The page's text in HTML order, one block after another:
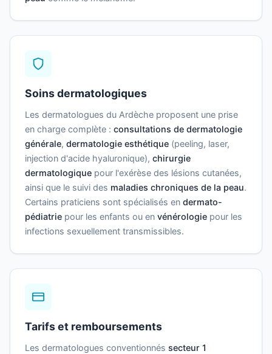
Soins dermatologiques
Les dermatologues du Ardèche proposent une prise
en charge complète : consultations de dermatologie
générale, dermatologie esthétique (peeling, laser,
injection d'acide hyaluronique), chirurgie
dermatologique pour l'exérèse des lésions cutanées,
ainsi que le suivi des maladies chroniques de la peau.
Certains praticiens sont spécialisés en dermato-
pédiatrie pour les enfants ou en vénérologie pour les
infections sexuellement transmissibles.
Tarifs et remboursements
Les dermatologues conventionnés secteur 1